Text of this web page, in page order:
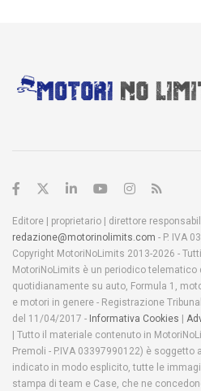
Editore | proprietario | direttore
redazione@motorinolimits.com - P. IVA
Copyright MotoriNoLimits 2013-2026 -
MotoriNoLimits è un periodico
quotidianamente su auto, Formula 1,
e motori in genere - Registrazione
del 11/04/2017 - Informativa Cookies |
| Tutto il materiale contenuto in
Premoli - P.IVA 03397990122) è
indicato in modo esplicito, tutte le
stampa di team e Case, che ne